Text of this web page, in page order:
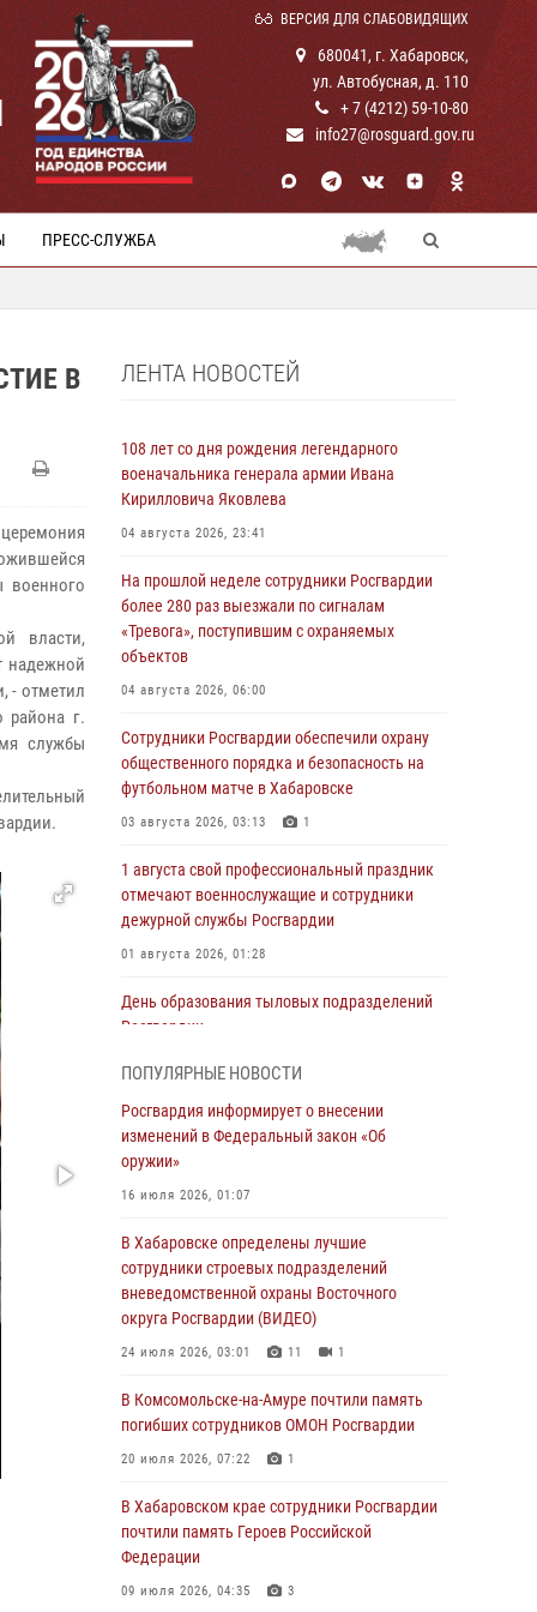
ВЕРСИЯ ДЛЯ СЛАБОВИДЯЩИХ
680041, г. Хабаровск,
ул. Автобусная, д. 110
+ 7 (4212) 59-10-80
info27@rosguard.gov.ru
ПРЕСС-СЛУЖБА
В
военного
власти,
надежной
- отметил
района г.
службы
ЛЕНТА НОВОСТЕЙ
108 лет со дня рождения легендарного
военачальника генерала армии Ивана
Кирилловича Яковлева
04 августа 2026, 23:41
На прошлой неделе сотрудники Росгвардии
более 280 раз выезжали по сигналам
«Тревога», поступившим с охраняемых
объектов
04 августа 2026, 06:00
Сотрудники Росгвардии обеспечили охрану
общественного порядка и безопасность на
футбольном матче в Хабаровске
03 августа 2026, 03:13 1
1 августа свой профессиональный праздник
отмечают военнослужащие и сотрудники
дежурной службы Росгвардии
01 августа 2026, 01:28
День образования тыловых подразделений
Росгвардии
В Управлении Росгвардии по Хабаровскому
краю состоялось информирование личного
состава по вопросам реализации
В г. Советская Гавань сотрудники Росгвардии
оказали помощь женщине, потерявшей
сознание во время массового мероприятия
29 июля 2026, 23:24 2
В Хабаровске продолжается акция
«Каникулы с Росгвардией»
29 июля 2026, 02:51 3
За прошедшую неделю в Хабаровском крае
росгвардейцы провели свыше 120 проверок
условий хранения оружия
28 июля 2026, 06:28
ПОПУЛЯРНЫЕ НОВОСТИ
Росгвардия информирует о внесении
изменений в Федеральный закон «Об
оружии»
16 июля 2026, 01:07
В Хабаровске определены лучшие
сотрудники строевых подразделений
вневедомственной охраны Восточного
округа Росгвардии (ВИДЕО)
24 июля 2026, 03:01 11 1
В Комсомольске-на-Амуре почтили память
погибших сотрудников ОМОН Росгвардии
20 июля 2026, 07:22 1
В Хабаровском крае сотрудники Росгвардии
почтили память Героев Российской
Федерации
09 июля 2026, 04:35 3